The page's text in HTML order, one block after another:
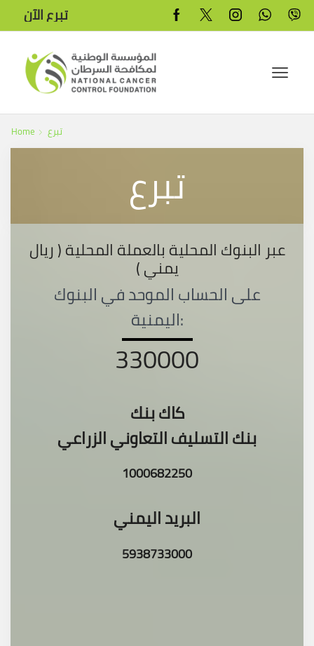
تبرع الآن
Home تبرع
تبرع
عبر البنوك المحلية بالعملة المحلية ( ريال
يمني )
على الحساب الموحد في البنوك
اليمنية:
330000
كاك بنك
بنك التسليف التعاوني الزراعي
1000682250
البريد اليمني
5938733000